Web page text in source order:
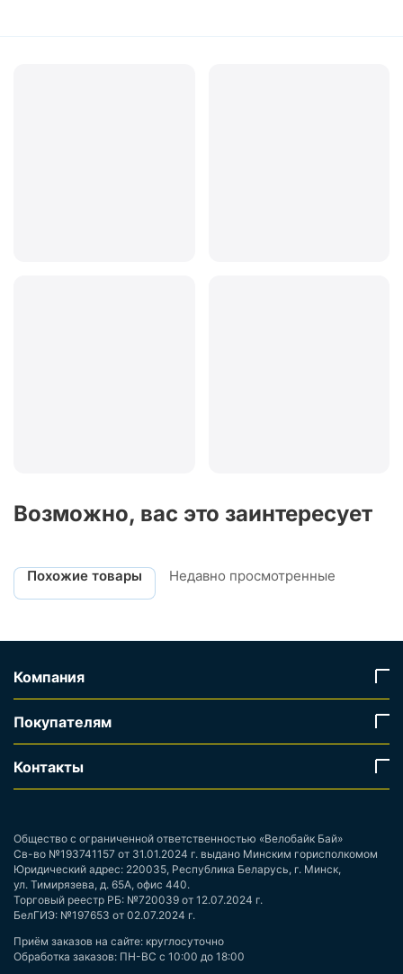
Возможно, вас это заинтересует
Похожие товары Недавно просмотренные
Компания
Покупателям
Контакты
Общество с ограниченной ответственностью «Велобайк Бай»
Св-во №193741157 от 31.01.2024 г. выдано Минским горисполкомом
Юридический адрес: 220035, Республика Беларусь, г. Минск,
ул. Тимирязева, д. 65А, офис 440.
Торговый реестр РБ: №720039 от 12.07.2024 г.
БелГИЭ: №197653 от 02.07.2024 г.
Приём заказов на сайте: круглосуточно
Обработка заказов: ПН-ВС с 10:00 до 18:00